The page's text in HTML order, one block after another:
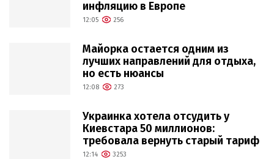
инфляцию в Европе
12:05 256
Майорка остается одним из
лучших направлений для отдыха,
но есть нюансы
12:08 273
Украинка хотела отсудить у
Киевстара 50 миллионов:
требовала вернуть старый тариф
12:14 3253